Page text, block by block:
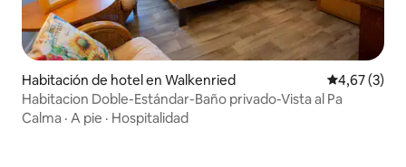
Habitación de hotel en Walkenried Calificación
4,67 (3)
Habitacion Doble-Estándar-Baño privado-Vista al Pa
Calma · A pie · Hospitalidad